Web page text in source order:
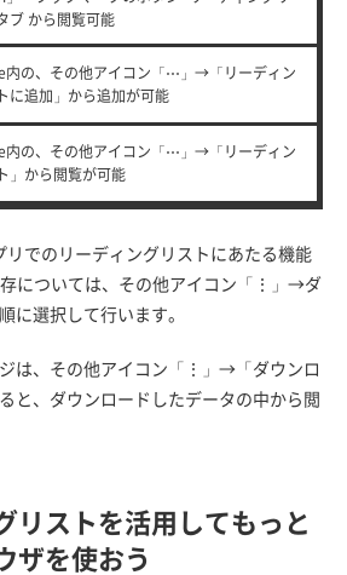
ブ から閲覧可能
内の、その他アイコン「⋯」→「リーディン
に追加」から追加が可能
内の、その他アイコン「⋯」→「リーディン
」から閲覧が可能
でのリーディングリストにあたる機能
については、その他アイコン「⋮」→ダ
に選択して行います。
は、その他アイコン「⋮」→「ダウンロ
と、ダウンロードしたデータの中から閲
リストを活用してもっと
ザを使おう